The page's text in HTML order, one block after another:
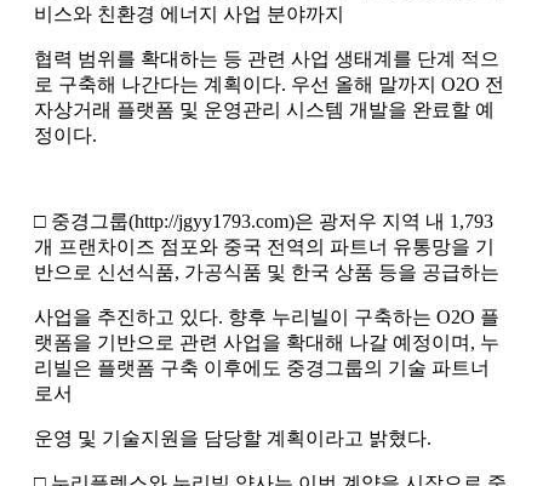
비스와 친환경 에너지 사업 분야까지
협력 범위를 확대하는 등 관련 사업 생태계를 단계 적으
로 구축해 나간다는 계획이다. 우선 올해 말까지 O2O 전
자상거래 플랫폼 및 운영관리 시스템 개발을 완료할 예
정이다.
□ 중경그룹(http://jgyy1793.com)은 광저우 지역 내 1,793
개 프랜차이즈 점포와 중국 전역의 파트너 유통망을 기
반으로 신선식품, 가공식품 및 한국 상품 등을 공급하는
사업을 추진하고 있다. 향후 누리빌이 구축하는 O2O 플
랫폼을 기반으로 관련 사업을 확대해 나갈 예정이며, 누
리빌은 플랫폼 구축 이후에도 중경그룹의 기술 파트너
로서
운영 및 기술지원을 담당할 계획이라고 밝혔다.